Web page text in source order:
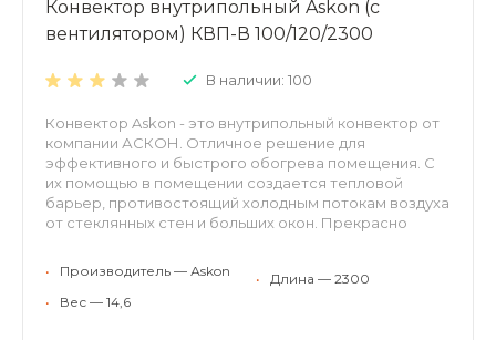
Конвектор внутрипольный Askon (с
вентилятором) КВП-В 100/120/2300
В наличии: 100
Конвектор Askon - это внутрипольный конвектор от
компании АСКОН. Отличное решение для
эффективного и быстрого обогрева помещения. С
их помощью в помещении создается тепловой
барьер, противостоящий холодным потокам воздуха
от стеклянных стен и больших окон. Прекрасно
применяться для холодного кондиционирования.
Конвекторы АСКОН рекомендуются для отопления
•
Производитель — Аskon
•
Вес — 14,6
• Длина — 2300